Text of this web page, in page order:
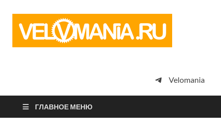
просто
Velomania
ГЛАВНОЕ МЕНЮ